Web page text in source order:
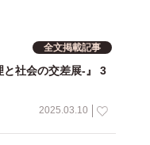
全文掲載記事
2025.03.10